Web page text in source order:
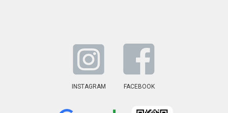
INSTAGRAM FACEBOOK